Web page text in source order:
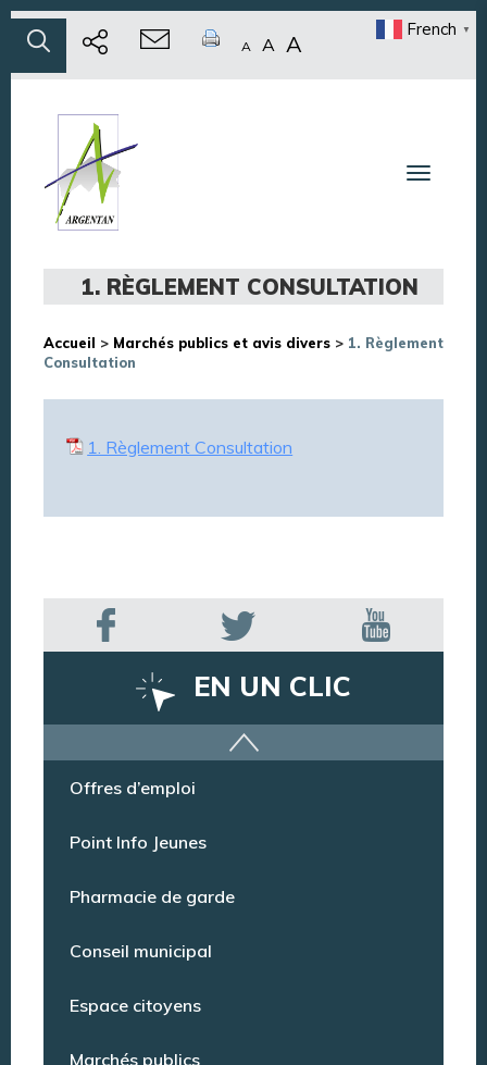
A A A
French ▼
Toggle
1. RÈGLEMENT CONSULTATION
Accueil > Marchés publics et avis divers > 1. Règlement
Consultation
1. Règlement Consultation
EN UN CLIC
Offres d’emploi
Point Info Jeunes
Pharmacie de garde
Conseil municipal
Espace citoyens
Marchés publics